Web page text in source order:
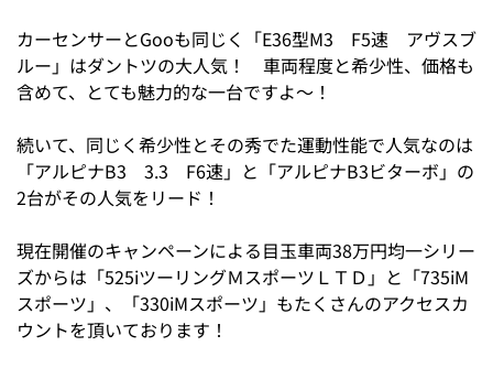
カーセンサーとGooも同じく「E36型M3 F5速 アヴスブ
ルー」はダントツの大人気！ 車両程度と希少性、価格も
含めて、とても魅力的な一台ですよ～！
続いて、同じく希少性とその秀でた運動性能で人気なのは
「アルピナB3 3.3 F6速」と「アルピナB3ビターボ」の
2台がその人気をリード！
現在開催のキャンペーンによる目玉車両38万円均一シリー
ズからは「525iツーリングＭスポーツＬＴＤ」と「735iM
スポーツ」、「330iMスポーツ」もたくさんのアクセスカ
ウントを頂いております！